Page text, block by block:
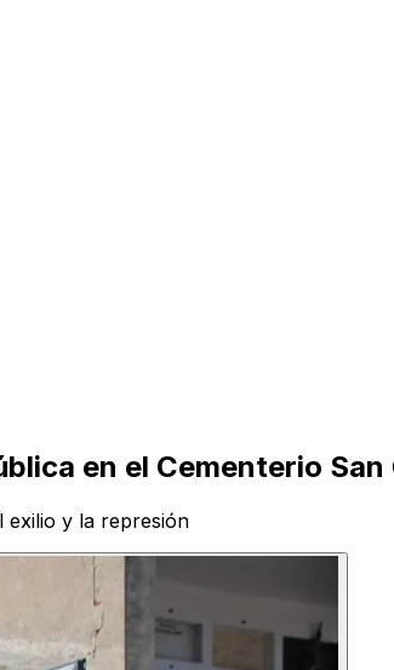
en el Cementerio
exilio y la represión